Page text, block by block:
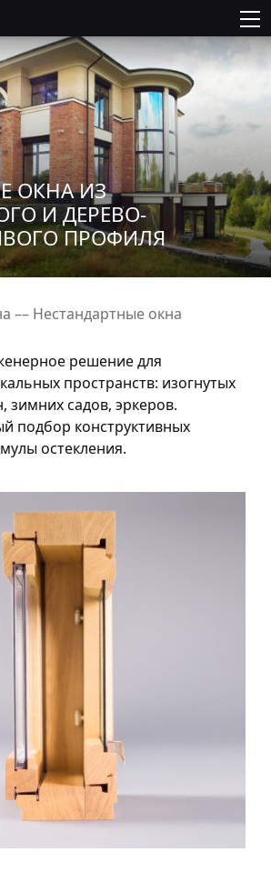
ОКНА ИЗ
И ДЕРЕВО-
ПРОФИЛЯ
–– Нестандартные окна
решение для
пространств: изогнутых
зимних садов, эркеров.
подбор конструктивных
остекления.